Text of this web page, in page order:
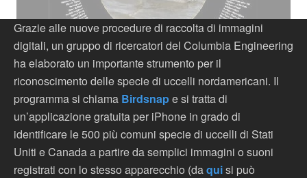
Grazie alle nuove procedure di raccolta di immagini
digitali, un gruppo di ricercatori del Columbia Engineering
ha elaborato un importante strumento per il
riconoscimento delle specie di uccelli nordamericani. Il
programma si chiama Birdsnape si tratta di
un’applicazione gratuita per iPhone in grado di
identificare le 500 più comuni specie di uccelli di Stati
Uniti e Canada a partire da semplici immagini o suoni
registrati con lo stesso apparecchio (daquisi può